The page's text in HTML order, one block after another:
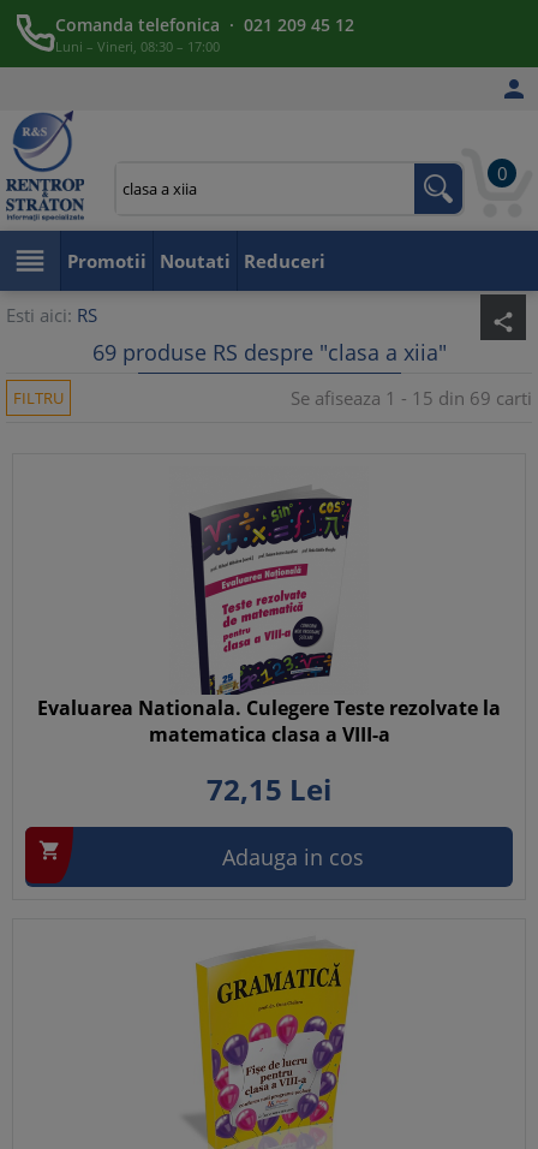
Comanda telefonica · 021 209 45 12
Luni – Vineri, 08:30 – 17:00

0
 Promotii Noutati Reduceri
Esti aici: RS share
69 produse RS despre "clasa a xiia"
FILTRU Se afiseaza 1 - 15 din 69 carti
Evaluarea Nationala. Culegere Teste rezolvate la
matematica clasa a VIII-a
72,15 Lei
 Adauga in cos